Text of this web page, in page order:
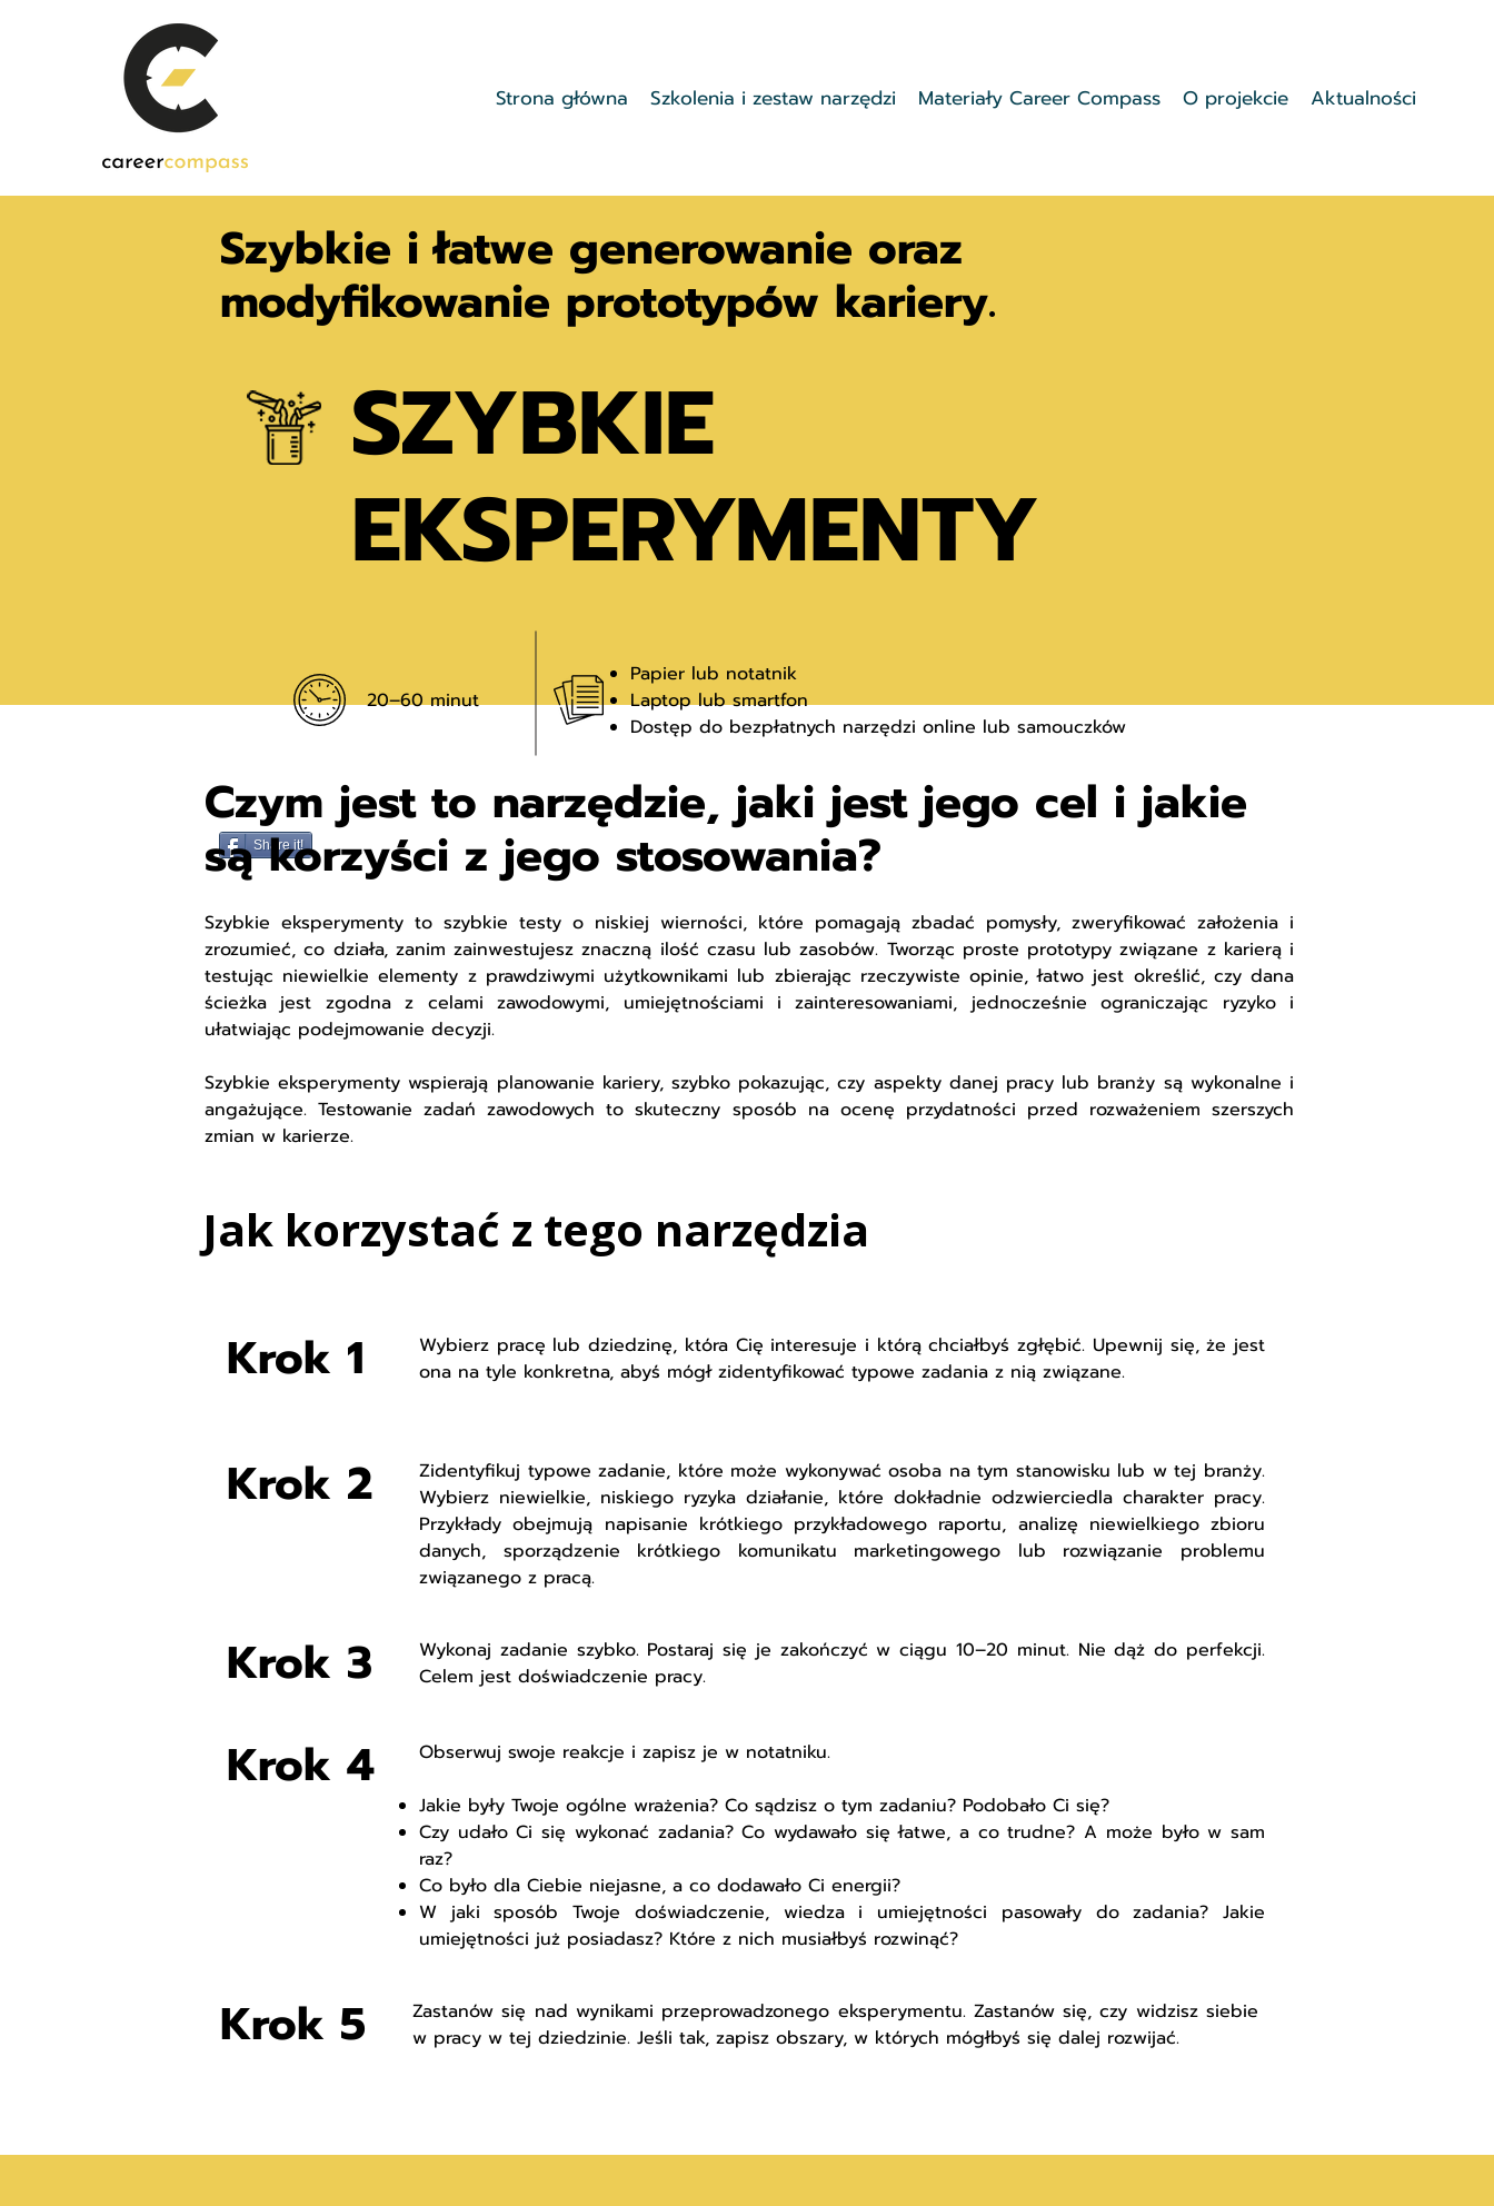
Strona główna Szkolenia i zestaw narzędzi Materiały Career Compass O projekcie Aktualności
Szybkie i łatwe generowanie oraz
modyfikowanie prototypów kariery.
SZYBKIE
EKSPERYMENTY
20–60 minut
Papier lub notatnik
Laptop lub smartfon
Dostęp do bezpłatnych narzędzi online lub samouczków
Share it!
Czym jest to narzędzie, jaki jest jego cel i jakie
są korzyści z jego stosowania?
Szybkie eksperymenty to szybkie testy o niskiej wierności, które pomagają zbadać pomysły, zweryfikować założenia i
zrozumieć, co działa, zanim zainwestujesz znaczną ilość czasu lub zasobów. Tworząc proste prototypy związane z karierą i
testując niewielkie elementy z prawdziwymi użytkownikami lub zbierając rzeczywiste opinie, łatwo jest określić, czy dana
ścieżka jest zgodna z celami zawodowymi, umiejętnościami i zainteresowaniami, jednocześnie ograniczając ryzyko i
ułatwiając podejmowanie decyzji.
Szybkie eksperymenty wspierają planowanie kariery, szybko pokazując, czy aspekty danej pracy lub branży są wykonalne i
angażujące. Testowanie zadań zawodowych to skuteczny sposób na ocenę przydatności przed rozważeniem szerszych
zmian w karierze.
Jak korzystać z tego narzędzia
Krok 1
Wybierz pracę lub dziedzinę, która Cię interesuje i którą chciałbyś zgłębić. Upewnij się, że jest
ona na tyle konkretna, abyś mógł zidentyfikować typowe zadania z nią związane.
Krok 2
Zidentyfikuj typowe zadanie, które może wykonywać osoba na tym stanowisku lub w tej branży.
Wybierz niewielkie, niskiego ryzyka działanie, które dokładnie odzwierciedla charakter pracy.
Przykłady obejmują napisanie krótkiego przykładowego raportu, analizę niewielkiego zbioru
danych, sporządzenie krótkiego komunikatu marketingowego lub rozwiązanie problemu
związanego z pracą.
Krok 3
Wykonaj zadanie szybko. Postaraj się je zakończyć w ciągu 10–20 minut. Nie dąż do perfekcji.
Celem jest doświadczenie pracy.
Krok 4
Obserwuj swoje reakcje i zapisz je w notatniku.
Jakie były Twoje ogólne wrażenia? Co sądzisz o tym zadaniu? Podobało Ci się?
Czy udało Ci się wykonać zadania? Co wydawało się łatwe, a co trudne? A może było w sam
raz?
Co było dla Ciebie niejasne, a co dodawało Ci energii?
W jaki sposób Twoje doświadczenie, wiedza i umiejętności pasowały do zadania? Jakie
umiejętności już posiadasz? Które z nich musiałbyś rozwinąć?
Krok 5
Zastanów się nad wynikami przeprowadzonego eksperymentu. Zastanów się, czy widzisz siebie
w pracy w tej dziedzinie. Jeśli tak, zapisz obszary, w których mógłbyś się dalej rozwijać.